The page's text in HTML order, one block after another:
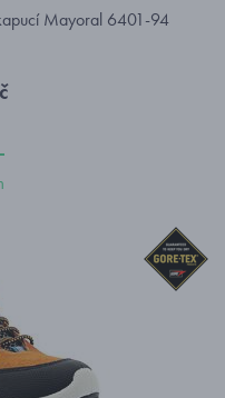
Mayoral 6401-94